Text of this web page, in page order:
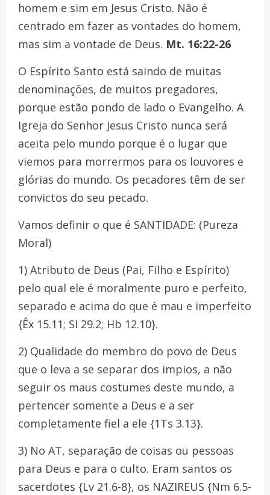
homem e sim em Jesus Cristo. Não é
centrado em fazer as vontades do homem,
mas sim a vontade de Deus. Mt. 16:22-26
O Espírito Santo está saindo de muitas
denominações, de muitos pregadores,
porque estão pondo de lado o Evangelho. A
Igreja do Senhor Jesus Cristo nunca será
aceita pelo mundo porque é o lugar que
viemos para morrermos para os louvores e
glórias do mundo. Os pecadores têm de ser
convictos do seu pecado.
Vamos definir o que é SANTIDADE: (Pureza
Moral)
1) Atributo de Deus (Pai, Filho e Espírito)
pelo qual ele é moralmente puro e perfeito,
separado e acima do que é mau e imperfeito
{Êx 15.11; Sl 29.2; Hb 12.10}.
2) Qualidade do membro do povo de Deus
que o leva a se separar dos impios, a não
seguir os maus costumes deste mundo, a
pertencer somente a Deus e a ser
completamente fiel a ele {1Ts 3.13}.
3) No AT, separação de coisas ou pessoas
para Deus e para o culto. Eram santos os
sacerdotes {Lv 21.6-8}, os NAZIREUS {Nm 6.5-